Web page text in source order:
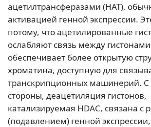
ацетилтрансферазами (HAT),
активацией генной экспрессии.
потому, что ацетилированные
ослабляют связь между
обеспечивает более открытую
хроматина, доступную для
транскрипционных машинерий. С
стороны, деацетиляция гистонов,
катализируемая HDAC, связана с
(подавлением) генной экспрессии,